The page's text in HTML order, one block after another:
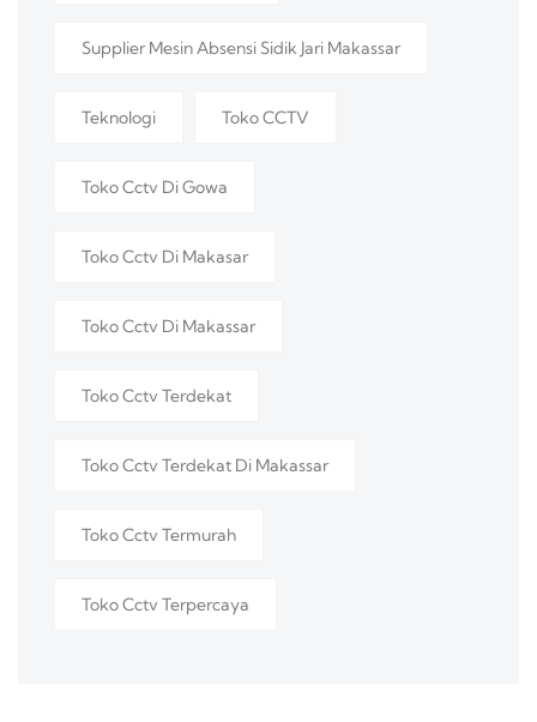
Supplier Mesin Absensi Sidik Jari Makassar
Teknologi Toko CCTV
Toko Cctv Di Gowa
Toko Cctv Di Makasar
Toko Cctv Di Makassar
Toko Cctv Terdekat
Toko Cctv Terdekat Di Makassar
Toko Cctv Termurah
Toko Cctv Terpercaya